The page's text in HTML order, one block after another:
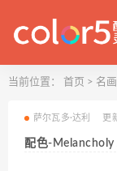
当前位置： 首页 > 名
萨尔瓦多·达利 更
配色-